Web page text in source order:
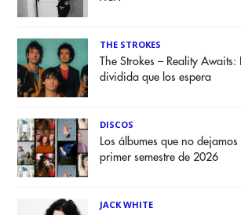
THE STROKES
The Strokes – Reality Awaits:
dividida que los espera
DISCOS
Los álbumes que no dejamos
primer semestre de 2026
JACK WHITE